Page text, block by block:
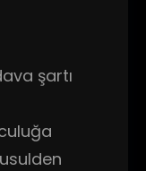
şartı